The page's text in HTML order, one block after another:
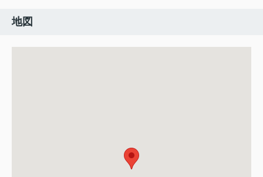
地図